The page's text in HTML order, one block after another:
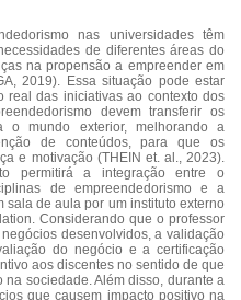
nas universidades têm
de diferentes áreas do
na propensão a empreender em
2019). Essa situação pode estar
real das iniciativas ao contexto dos
devem transferir os
o mundo exterior, melhorando a
de conteúdos, para que os
e motivação (THEIN et. al., 2023).
permitirá a integração entre o
de empreendedorismo e a
de aula por um instituto externo
Considerando que o professor
desenvolvidos, a validação
do negócio e a certificação
aos discentes no sentido de que
sociedade. Além disso, durante a
que causem impacto positivo na